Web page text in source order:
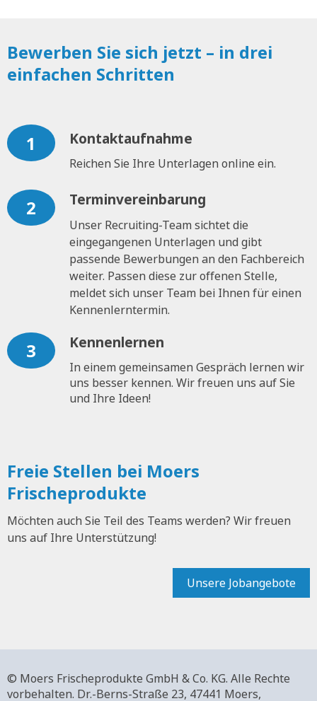
Bewerben Sie sich jetzt – in drei
einfachen Schritten
1 Kontaktaufnahme
Reichen Sie Ihre Unterlagen online ein.
2 Terminvereinbarung
Unser Recruiting-Team sichtet die
eingegangenen Unterlagen und gibt
passende Bewerbungen an den Fachbereich
weiter. Passen diese zur offenen Stelle,
meldet sich unser Team bei Ihnen für einen
Kennenlerntermin.
3 Kennenlernen
In einem gemeinsamen Gespräch lernen wir
uns besser kennen. Wir freuen uns auf Sie
und Ihre Ideen!
Freie Stellen bei Moers
Frischeprodukte
Möchten auch Sie Teil des Teams werden? Wir freuen
uns auf Ihre Unterstützung!
Unsere Jobangebote
© Moers Frischeprodukte GmbH & Co. KG. Alle Rechte
vorbehalten. Dr.-Berns-Straße 23, 47441 Moers,